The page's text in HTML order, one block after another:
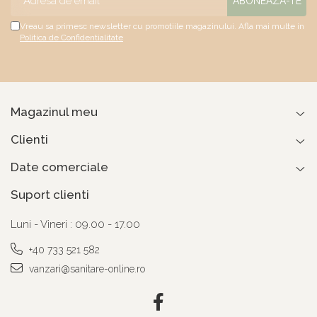
Vreau sa primesc newsletter cu promotiile magazinului. Afla mai multe in
Politica de Confidentialitate
Magazinul meu
Clienti
Date comerciale
Suport clienti
Luni - Vineri : 09.00 - 17.00
+40 733 521 582
vanzari@sanitare-online.ro